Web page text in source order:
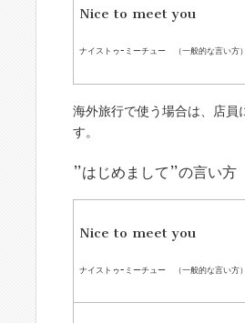
Nice to meet you
ナイストゥｰミーチュー （一般的な言い方）
海外旅行で使う場合は、店
す。
”はじめまして”の言い方
Nice to meet you
ナイストゥｰミーチュー （一般的な言い方）